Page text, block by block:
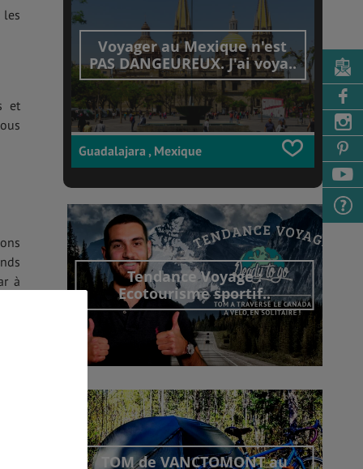
les
et
à
Voyager au Mexique n'est
PAS DANGEUREUX. J'ai voya..
Guadalajara , Mexique
Tendance Voyage :
Ecotourisme sportif..
Découvrir cet interview
TOM de VANCTOMONT au